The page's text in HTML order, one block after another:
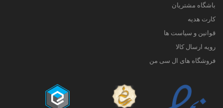
باشگاه مشتریان
کارت هدیه
قوانین و سیاست ها
رویه ارسال کالا
فروشگاه های ال سی من